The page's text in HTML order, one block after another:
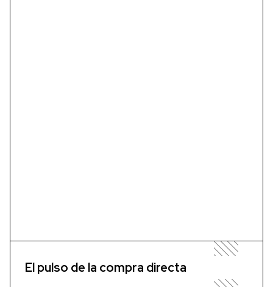
El pulso de la compra directa